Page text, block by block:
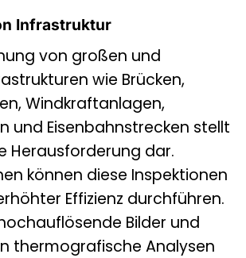
Infrastruktur
von großen und
wie Brücken,
Windkraftanlagen,
und Eisenbahnstrecken stellt
Herausforderung dar.
können diese Inspektionen
Effizienz durchführen.
Bilder und
thermografische Analysen